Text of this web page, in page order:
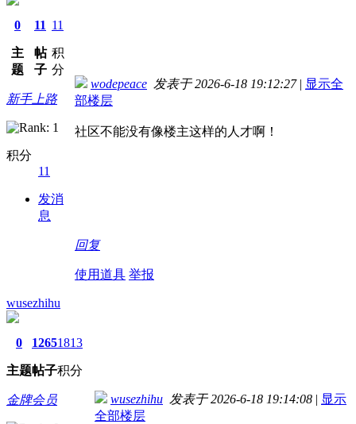
0
主
题
11
帖
子
11
积
分
新手上路
积分
11
发消
息
wodepeace 发表于 2026-6-18 19:12:27 | 显示全
部楼层
社区不能没有像楼主这样的人才啊！
回复
使用道具 举报
wusezhihu
0
主题
1265
帖子
1813
积分
金牌会员 wusezhihu 发表于 2026-6-18 19:14:08 | 显示
全部楼层